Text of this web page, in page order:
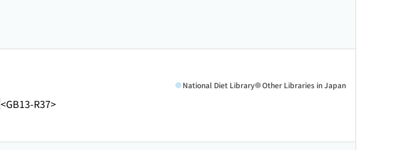
<GB13-R37>
National Diet Library Other Libraries in Japan